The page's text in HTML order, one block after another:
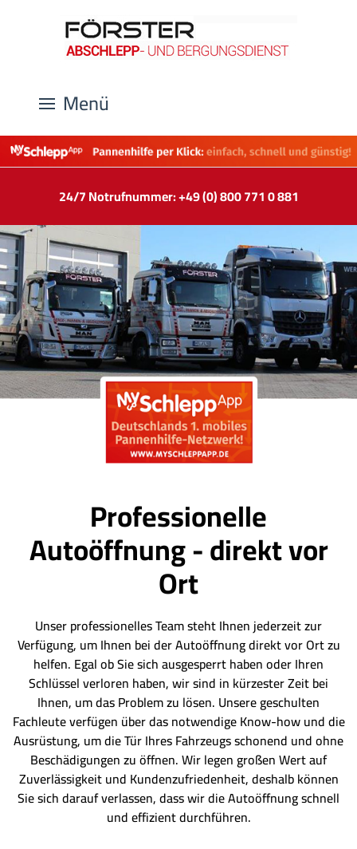
Menü
24/7 Notrufnummer: +49 (0) 800 771 0 881
Professionelle
Autoöffnung - direkt vor
Ort
Unser professionelles Team steht Ihnen jederzeit zur
Verfügung, um Ihnen bei der Autoöffnung direkt vor Ort zu
helfen. Egal ob Sie sich ausgesperrt haben oder Ihren
Schlüssel verloren haben, wir sind in kürzester Zeit bei
Ihnen, um das Problem zu lösen. Unsere geschulten
Fachleute verfügen über das notwendige Know-how und die
Ausrüstung, um die Tür Ihres Fahrzeugs schonend und ohne
Beschädigungen zu öffnen. Wir legen großen Wert auf
Zuverlässigkeit und Kundenzufriedenheit, deshalb können
Sie sich darauf verlassen, dass wir die Autoöffnung schnell
und effizient durchführen.